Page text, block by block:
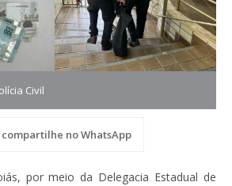
Civil
compartilhe no WhatsApp
por meio da Delegacia Estadual de